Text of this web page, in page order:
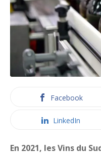
Facebook
LinkedIn
En 2021, les Vins du